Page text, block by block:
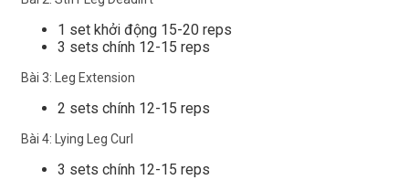
1 set khởi động 15-20 reps
3 sets chính 12-15 reps
Bài 3: Leg Extension
2 sets chính 12-15 reps
Bài 4: Lying Leg Curl
3 sets chính 12-15 reps